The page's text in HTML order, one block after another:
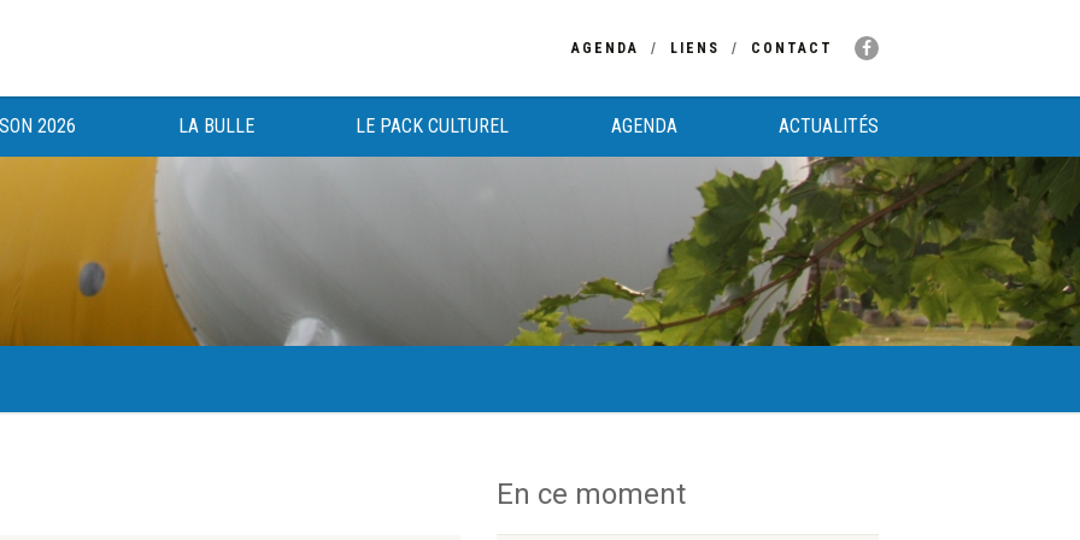
AGENDA LIENS CONTACT
2026 LA BULLE LE PACK CULTUREL AGENDA ACTUALITÉS
au bénéfice des haut-saônois depuis 1983. En ce moment